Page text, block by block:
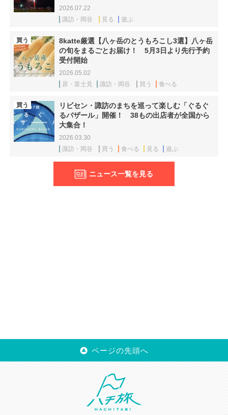
2026.07.22
諏訪・岡谷
見る 遊ぶ
買う
8katte厳選【八ヶ岳のとうもろこし3選】八ヶ岳
の旬をまるごとお届け！ 5月3日より先行予約
受付開始
2026.05.02
原・富士見
諏訪・岡谷 買う 食べる
買う
リビセン・諏訪のまちを巡って楽しむ「ぐるぐ
るバザール」開催！ 38もの出店者が全国から
大集合！
2026.03.30
諏訪・岡谷
買う 食べる 見る 遊ぶ
ニュース一覧を見る
ページの先頭へ